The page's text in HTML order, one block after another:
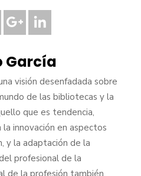
García
visión desenfadada sobre
de las bibliotecas y la
que es tendencia,
innovación en aspectos
y la adaptación de la
profesional de la
de la profesión también